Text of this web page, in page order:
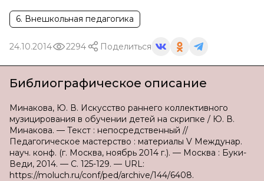
6. Внешкольная педагогика
24.10.2014 2294 Поделиться
Библиографическое описание
Минакова, Ю. В. Искусство раннего коллективного
музицирования в обучении детей на скрипке / Ю. В.
Минакова. — Текст : непосредственный //
Педагогическое мастерство : материалы V Междунар.
науч. конф. (г. Москва, ноябрь 2014 г.). — Москва : Буки-
Веди, 2014. — С. 125-129. — URL:
https://moluch.ru/conf/ped/archive/144/6408.